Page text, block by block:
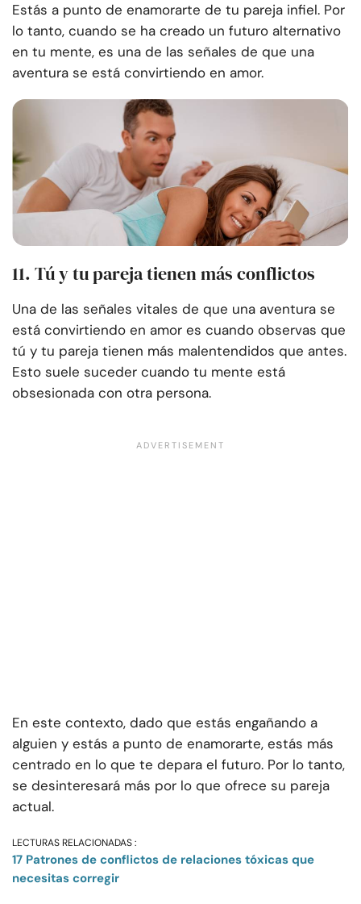
Estás a punto de enamorarte de tu pareja infiel. Por
lo tanto, cuando se ha creado un futuro alternativo
en tu mente, es una de las señales de que una
aventura se está convirtiendo en amor.
11. Tú y tu pareja tienen más conflictos
Una de las señales vitales de que una aventura se
está convirtiendo en amor es cuando observas que
tú y tu pareja tienen más malentendidos que antes.
Esto suele suceder cuando tu mente está
obsesionada con otra persona.
En este contexto, dado que estás engañando a
alguien y estás a punto de enamorarte, estás más
centrado en lo que te depara el futuro. Por lo tanto,
se desinteresará más por lo que ofrece su pareja
actual.
LECTURAS RELACIONADAS :
17 Patrones de conflictos de relaciones tóxicas que
necesitas corregir